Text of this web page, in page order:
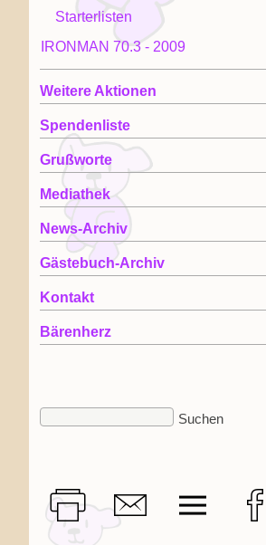
Starterlisten
IRONMAN 70.3 - 2009
Weitere Aktionen
Spendenliste
Grußworte
Mediathek
News-Archiv
Gästebuch-Archiv
Kontakt
Bärenherz